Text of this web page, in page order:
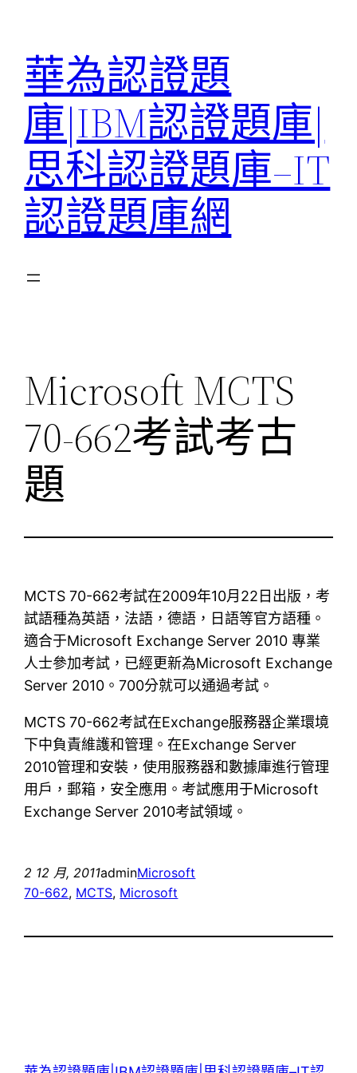
華為認證題
庫|IBM認證題庫|
思科認證題庫–IT
認證題庫網
Microsoft MCTS
70-662考試考古
題
MCTS 70-662考試在2009年10月22日出版，考
試語種為英語，法語，德語，日語等官方語種。
適合于Microsoft Exchange Server 2010 專業
人士參加考試，已經更新為Microsoft Exchange
Server 2010。700分就可以通過考試。
MCTS 70-662考試在Exchange服務器企業環境
下中負責維護和管理。在Exchange Server
2010管理和安裝，使用服務器和數據庫進行管理
用戶，郵箱，安全應用。考試應用于Microsoft
Exchange Server 2010考試領域。
2 12 月, 2011adminMicrosoft
70-662, MCTS, Microsoft